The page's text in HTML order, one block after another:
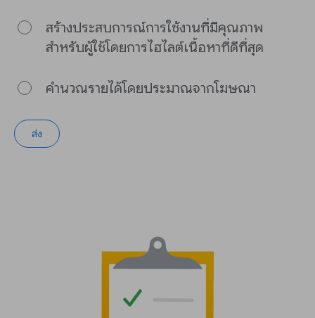
สร้างประสบการณ์การใช้งานที่มีคุณภาพ
สำหรับผู้ใช้โดยการไฮไลต์เนื้อหาที่ดีที่สุด
คำนวณรายได้โดยประมาณจากโฆษณา
ส่ง